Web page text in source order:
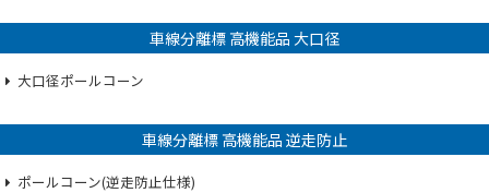
車線分離標 高機能品 大口径
大口径ポールコーン
車線分離標 高機能品 逆走防止
ポールコーン(逆走防止仕様)